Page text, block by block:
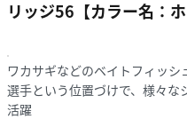
リッジ56【カラー名：
ワカサギなどのベイトフィッ
選手という位置づけで、様々な
活躍